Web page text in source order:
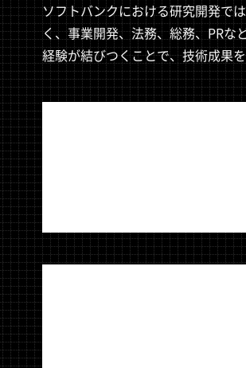
ソフトバンクにおける研究開発で
く、事業開発、法務、総務、PR
経験が結びつくことで、技術成果